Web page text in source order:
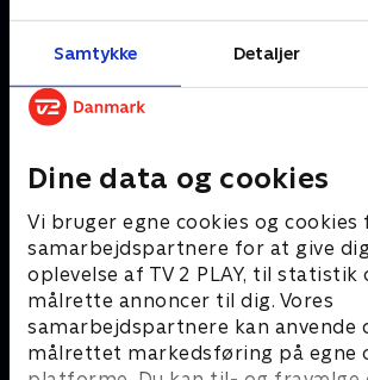
Samtykke Detaljer
Dine data og cookies
Vi bruger egne cookies og cookies
samarbejdspartnere for at give
oplevelse af TV 2 PLAY, til statistik
målrette annoncer til dig. Vores
samarbejdspartnere kan anvende
målrettet markedsføring på egne
Mere indhold fra Disney+